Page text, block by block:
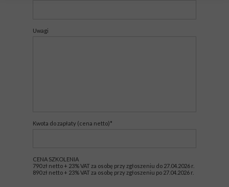
Uwagi
Kwota do zapłaty (cena netto)*
CENA SZKOLENIA
790 zł netto + 23% VAT za osobę przy zgłoszeniu do 27.04.2026 r.
890 zł netto + 23% VAT za osobę przy zgłoszeniu po 27.04.2026 r.